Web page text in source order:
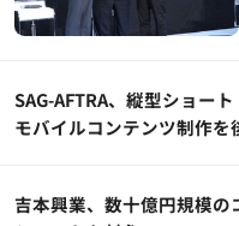
SAG-AFTRA、縦型ショー
モバイルコンテンツ制作を
吉本興業、数十億円規模の